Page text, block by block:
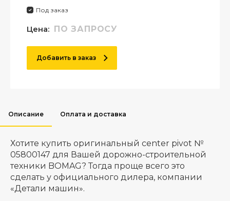
Под заказ
Цена: ПО ЗАПРОСУ
Добавить в заказ
Описание Оплата и доставка
Хотите купить оригинальный center pivot №
05800147 для Вашей дорожно-строительной
техники BOMAG? Тогда проще всего это
сделать у официального дилера, компании
«Детали машин».